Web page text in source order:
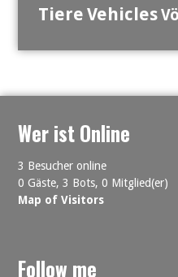
Tiere Vehicles
Wer ist Online
3 Besucher online
0 Gäste, 3 Bots, 0 Mitglied(er)
Map of Visitors
Follow me